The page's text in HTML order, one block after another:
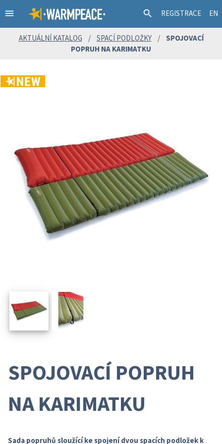
menu EN
REGISTRACE
search
AKTUÁLNÍ KATALOG / SPACÍ PODLOŽKY/ SPOJOVACÍ
POPRUH NA KARIMATKU
SPOJOVACÍ POPRUH
NA KARIMATKU
Sada popruhů sloužící ke spojení dvou spacích podložek k